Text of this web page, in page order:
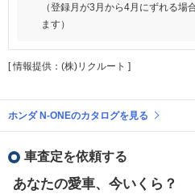
（登録月が3月から4月にずれる場
ます）
[ 情報提供：(株)リクルート ]
ホンダ N-ONEのカタログを見る
車査定を依頼する
あなたの愛車、今いくら？